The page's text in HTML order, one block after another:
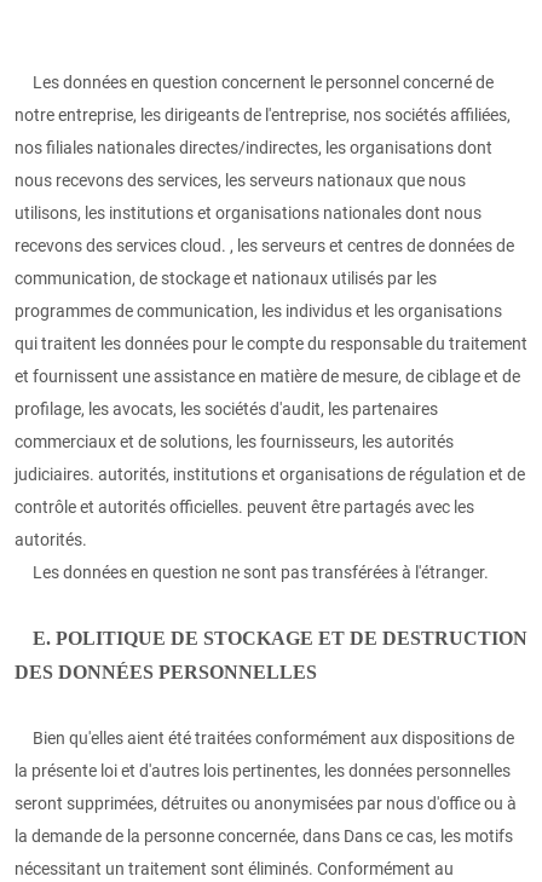
Les données en question concernent le personnel concerné de
notre entreprise, les dirigeants de l'entreprise, nos sociétés affiliées,
nos filiales nationales directes/indirectes, les organisations dont
nous recevons des services, les serveurs nationaux que nous
utilisons, les institutions et organisations nationales dont nous
recevons des services cloud. , les serveurs et centres de données de
communication, de stockage et nationaux utilisés par les
programmes de communication, les individus et les organisations
qui traitent les données pour le compte du responsable du traitement
et fournissent une assistance en matière de mesure, de ciblage et de
profilage, les avocats, les sociétés d'audit, les partenaires
commerciaux et de solutions, les fournisseurs, les autorités
judiciaires. autorités, institutions et organisations de régulation et de
contrôle et autorités officielles. peuvent être partagés avec les
autorités.
Les données en question ne sont pas transférées à l'étranger.
E. POLITIQUE DE STOCKAGE ET DE DESTRUCTION
DES DONNÉES PERSONNELLES
Bien qu'elles aient été traitées conformément aux dispositions de
la présente loi et d'autres lois pertinentes, les données personnelles
seront supprimées, détruites ou anonymisées par nous d'office ou à
la demande de la personne concernée, dans Dans ce cas, les motifs
nécessitant un traitement sont éliminés. Conformément au